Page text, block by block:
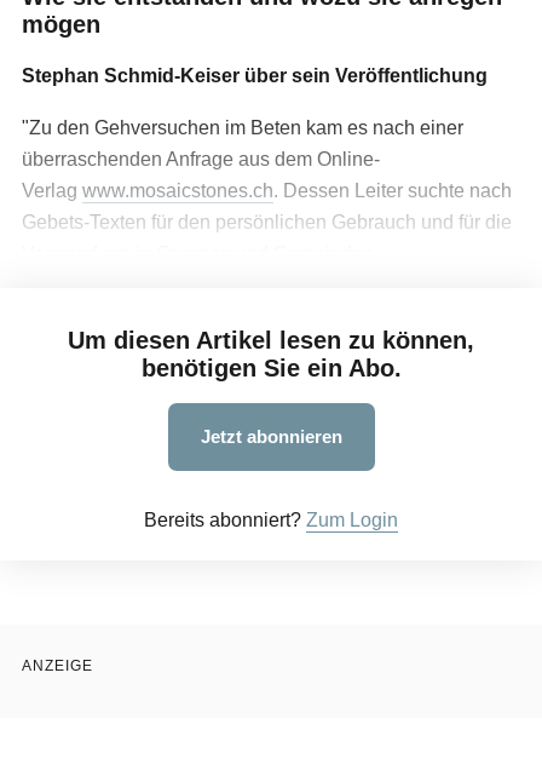
werbe möglichkeiten
verband verlag
über blick
mögen
Stephan Schmid-Keiser über sein Veröffentlichung
"Zu den Gehversuchen im Beten kam es nach einer
überraschenden Anfrage aus dem Online-
Verlag www.mosaicstones.ch. Dessen Leiter suchte nach
Gebets-Texten für den persönlichen Gebrauch und für die
Um diesen Artikel lesen zu können,
benötigen Sie ein Abo.
Jetzt abonnieren
Bereits abonniert? Zum Login
ANZEIGE